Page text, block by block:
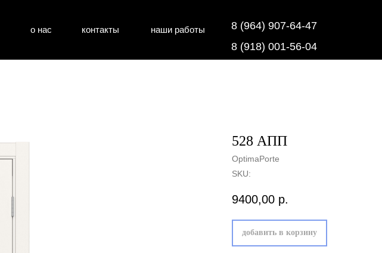
напольные покрытия
контакты
о нас
8 (918) 001-56-04
наши работы 8 (964) 907-64-47
528 АПП
OptimaPorte
SKU:
9400,00 р.
добавить в корзину